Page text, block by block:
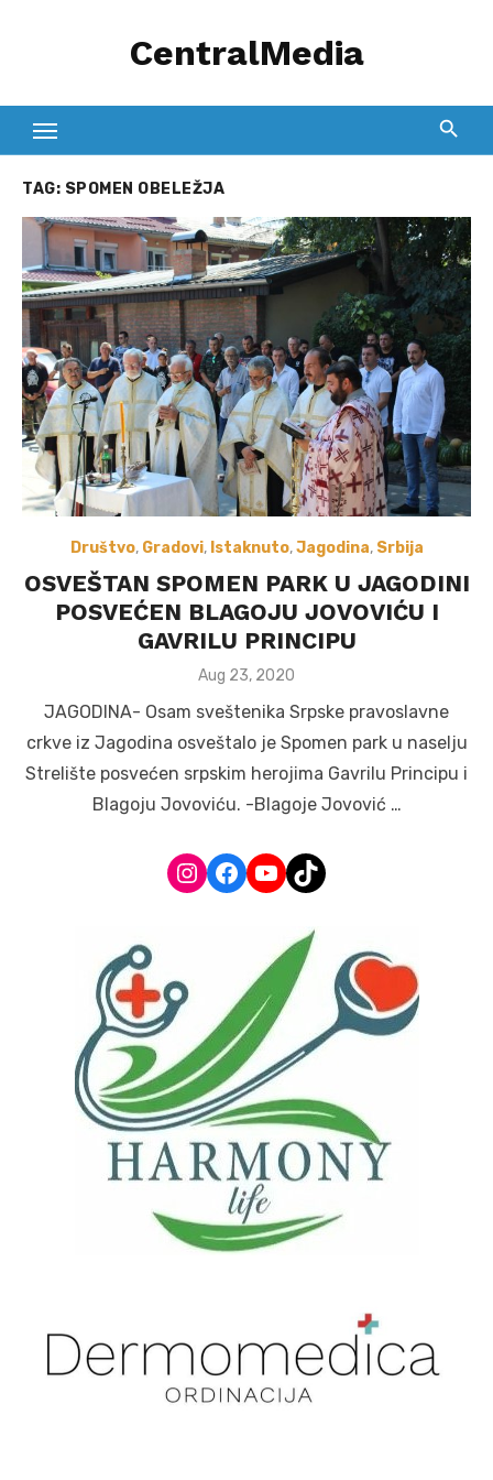
CentralMedia
TAG: SPOMEN OBELEŽJA
Društvo, Gradovi, Istaknuto,Jagodina, Srbija
OSVEŠTAN SPOMEN PARK U JAGODINI
POSVEĆEN BLAGOJU JOVOVIĆU I
GAVRILU PRINCIPU
Posted
Aug 23, 2020
JAGODINA- Osam sveštenika Srpske pravoslavne
crkve iz Jagodina osveštalo je Spomen park u naselju
Strelište posvećen srpskim herojima Gavrilu Principu i
Blagoju Jovoviću. -Blagoje Jovović …
Instagram
Facebook
YouTube
TikTok